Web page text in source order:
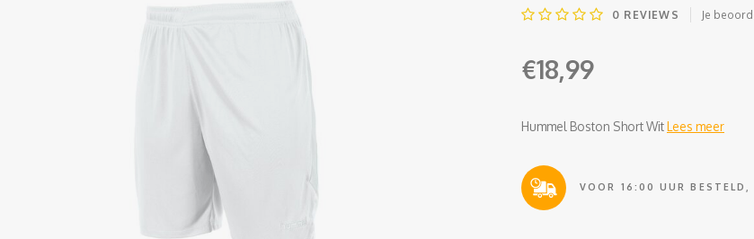
0 REVIEWS Je
€18,99
Hummel Boston Short WitLees meer
VOOR 16:00 UUR BESTELD,